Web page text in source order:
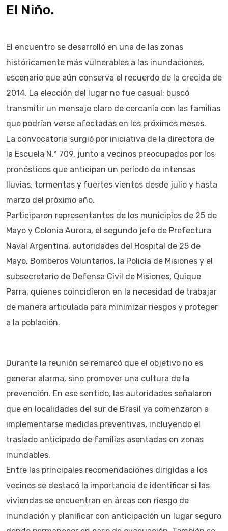
El Niño.
El encuentro se desarrolló en una de las zonas
históricamente más vulnerables a las inundaciones,
escenario que aún conserva el recuerdo de la crecida de
2014. La elección del lugar no fue casual: buscó
transmitir un mensaje claro de cercanía con las familias
que podrían verse afectadas en los próximos meses.
La convocatoria surgió por iniciativa de la directora de
la Escuela N.º 709, junto a vecinos preocupados por los
pronósticos que anticipan un período de intensas
lluvias, tormentas y fuertes vientos desde julio y hasta
marzo del próximo año.
Participaron representantes de los municipios de 25 de
Mayo y Colonia Aurora, el segundo jefe de Prefectura
Naval Argentina, autoridades del Hospital de 25 de
Mayo, Bomberos Voluntarios, la Policía de Misiones y el
subsecretario de Defensa Civil de Misiones, Quique
Parra, quienes coincidieron en la necesidad de trabajar
de manera articulada para minimizar riesgos y proteger
a la población.
Durante la reunión se remarcó que el objetivo no es
generar alarma, sino promover una cultura de la
prevención. En ese sentido, las autoridades señalaron
que en localidades del sur de Brasil ya comenzaron a
implementarse medidas preventivas, incluyendo el
traslado anticipado de familias asentadas en zonas
inundables.
Entre las principales recomendaciones dirigidas a los
vecinos se destacó la importancia de identificar si las
viviendas se encuentran en áreas con riesgo de
inundación y planificar con anticipación un lugar seguro